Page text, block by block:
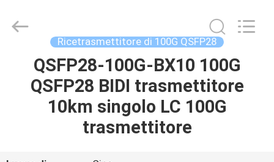
CASA
PRODOTTI
Co.,Ltd.
Ricetrasmettitore di 100G QSFP28
QSFP28-100G-BX10 100G
QSFP28 BIDI trasmettitore
10km singolo LC 100G
trasmettitore